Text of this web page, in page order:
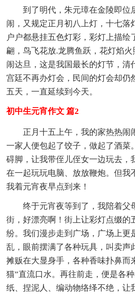
到了明代，朱元璋在金陵即位
闹，又规定正月初八上灯，十七落
户户都悬挂五色灯彩，彩灯上描绘
翩，鸟飞花放.龙腾鱼跃，花灯焰
闹达旦，这是我国最长的灯节，清
宫廷不再办灯会，民间的灯会却仍
五天，一直延续到今天。
初中生元宵作文 篇2
正月十五上午，我的家热热闹
一家人便包起了饺子，做起了酒菜
碍脚，让我带侄儿侄女一边玩去，
在一起玩玩电脑、放放鞭炮。但我
我着元宵夜早点到来！
终于元宵夜等到了，我陪着父
街，好漂亮啊！街上让彩灯点缀的
纷。我们漫步走到广场，广场上更
乱，眼前摆满了各种玩具，叫卖声
摊贩在大显身手，各种香味扑鼻而
猫”直流口水。再往前走，便是各
纸、捏泥人、编动物络绎不绝，让